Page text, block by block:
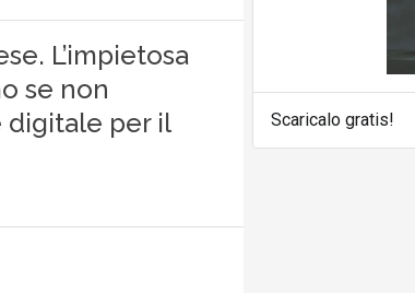
L’impietosa
se non
digitale per il
Scaricalo gratis!